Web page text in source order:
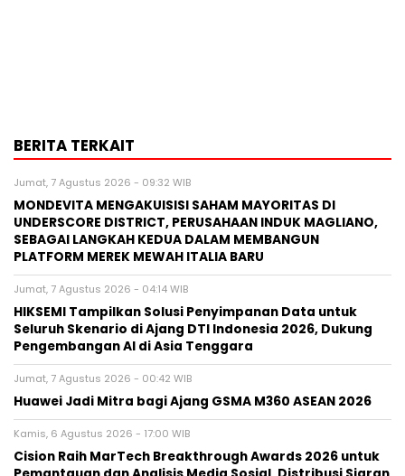
BERITA TERKAIT
Jumat, 7 Agustus 2026 - 09:32 WIB
MONDEVITA MENGAKUISISI SAHAM MAYORITAS DI
UNDERSCORE DISTRICT, PERUSAHAAN INDUK MAGLIANO,
SEBAGAI LANGKAH KEDUA DALAM MEMBANGUN
PLATFORM MEREK MEWAH ITALIA BARU
Jumat, 7 Agustus 2026 - 04:14 WIB
HIKSEMI Tampilkan Solusi Penyimpanan Data untuk
Seluruh Skenario di Ajang DTI Indonesia 2026, Dukung
Pengembangan AI di Asia Tenggara
Jumat, 7 Agustus 2026 - 00:42 WIB
Huawei Jadi Mitra bagi Ajang GSMA M360 ASEAN 2026
Kamis, 6 Agustus 2026 - 17:00 WIB
Cision Raih MarTech Breakthrough Awards 2026 untuk